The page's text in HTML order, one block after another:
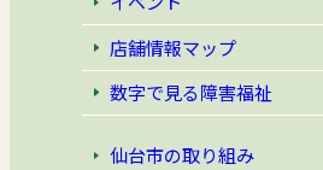
店舗情報マップ
数字で見る障害福祉
仙台市の取り組み